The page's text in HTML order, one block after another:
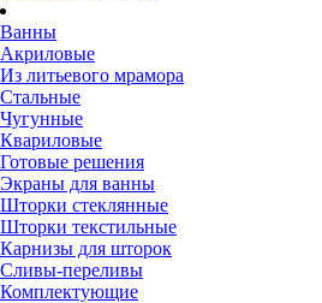
Ванны
Акриловые
Из литьевого мрамора
Стальные
Чугунные
Квариловые
Готовые решения
Экраны для ванны
Шторки стеклянные
Шторки текстильные
Карнизы для шторок
Сливы-переливы
Комплектующие